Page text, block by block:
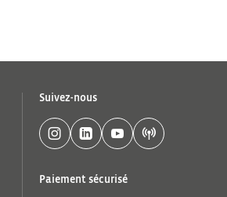
Suivez-nous
Paiement sécurisé